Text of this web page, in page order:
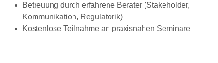
Betreuung durch erfahrene Berater (Stakeholder,
Kommunikation, Regulatorik)
Kostenlose Teilnahme an praxisnahen Seminare